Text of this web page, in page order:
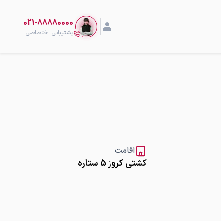
021-88880000
پشتیبانی اختصاصی
اقامت
کشتی کروز 5 ستاره